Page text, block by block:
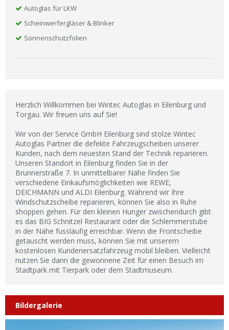
Autoglas für LKW
Scheinwerfergläser & Blinker
Sonnenschutzfolien
Herzlich Willkommen bei Wintec Autoglas in Eilenburg und
Torgau. Wir freuen uns auf Sie!
Wir von der Service GmbH Eilenburg sind stolze Wintec
Autoglas Partner die defekte Fahrzeugscheiben unserer
Kunden, nach dem neuesten Stand der Technik reparieren.
Unseren Standort in Eilenburg finden Sie in der
Brunnerstraße 7. In unmittelbarer Nähe finden Sie
verschiedene Einkaufsmöglichkeiten wie REWE,
DEICHMANN und ALDI Eilenburg. Während wir Ihre
Windschutzscheibe reparieren, können Sie also in Ruhe
shoppen gehen. Für den kleinen Hunger zwischendurch gibt
es das BIG Schnitzel Restaurant oder die Schlemmerstube
in der Nähe fussläufig erreichbar. Wenn die Frontscheibe
getauscht werden muss, können Sie mit unserem
kostenlosen Kundenersatzfahrzeug mobil bleiben. Vielleicht
nutzen Sie dann die gewonnene Zeit für einen Besuch im
Stadtpark mit Tierpark oder dem Stadtmuseum.
Bildergalerie